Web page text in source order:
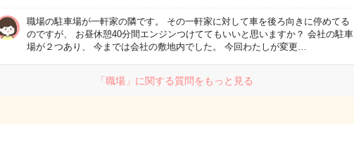
職場の駐車場が一軒家の隣です。 その一軒家に対して車を後ろ向きに停めてる
のですが、 お昼休憩40分間エンジンつけててもいいと思いますか？ 会社の駐車
場が２つあり、 今までは会社の敷地内でした。 今回わたしが変更…
「職場」に関する質問をもっと見る